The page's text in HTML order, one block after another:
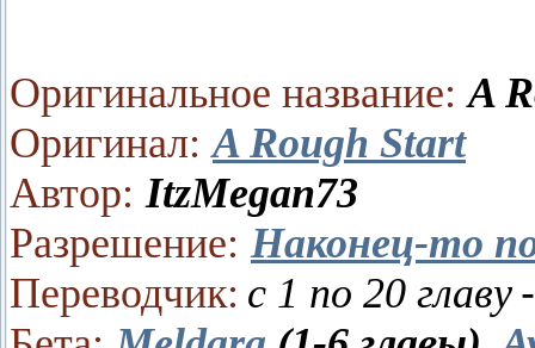
Оригинальное название: A
Оригинал: A Rough Start
Автор: ItzMegan73
Разрешение: Наконец-то
Переводчик: с 1 по 20 главу